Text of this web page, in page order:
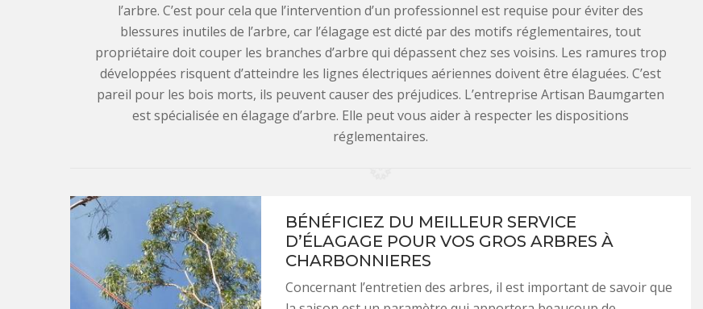
l’arbre. C’est pour cela que l’intervention d’un professionnel est requise pour éviter des
blessures inutiles de l’arbre, car l’élagage est dicté par des motifs réglementaires, tout
propriétaire doit couper les branches d’arbre qui dépassent chez ses voisins. Les ramures trop
développées risquent d’atteindre les lignes électriques aériennes doivent être élaguées. C’est
pareil pour les bois morts, ils peuvent causer des préjudices. L’entreprise Artisan Baumgarten
est spécialisée en élagage d’arbre. Elle peut vous aider à respecter les dispositions
réglementaires.
BÉNÉFICIEZ DU MEILLEUR SERVICE
D’ÉLAGAGE POUR VOS GROS ARBRES À
CHARBONNIERES
Concernant l’entretien des arbres, il est important de savoir que